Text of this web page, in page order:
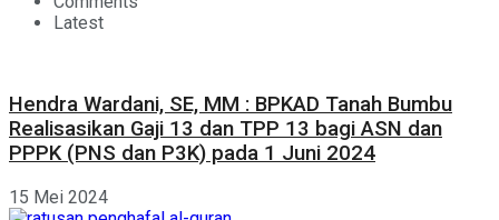
Latest
Hendra Wardani, SE, MM : BPKAD Tanah Bumbu
Realisasikan Gaji 13 dan TPP 13 bagi ASN dan
PPPK (PNS dan P3K) pada 1 Juni 2024
15 Mei 2024